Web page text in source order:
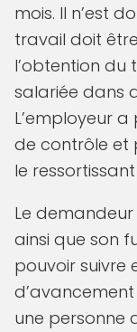
mois. Il n’est
travail doit
l’obtention du
salariée dans
L’employeur
de contrôle et
le ressortissant
Le
ainsi que son
pouvoir suivre
une personne